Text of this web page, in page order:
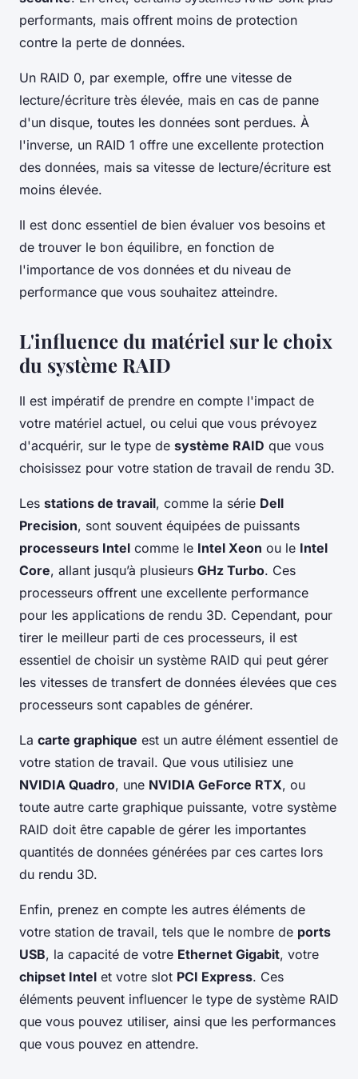
performants, mais offrent moins de protection
contre la perte de données.
Un RAID 0, par exemple, offre une vitesse de
lecture/écriture très élevée, mais en cas de panne
d'un disque, toutes les données sont perdues. À
l'inverse, un RAID 1 offre une excellente protection
des données, mais sa vitesse de lecture/écriture est
moins élevée.
Il est donc essentiel de bien évaluer vos besoins et
de trouver le bon équilibre, en fonction de
l'importance de vos données et du niveau de
performance que vous souhaitez atteindre.
L'influence du matériel sur le choix
du système RAID
Il est impératif de prendre en compte l'impact de
votre matériel actuel, ou celui que vous prévoyez
d'acquérir, sur le type de système RAID que vous
choisissez pour votre station de travail de rendu 3D.
Les stations de travail, comme la série Dell
Precision, sont souvent équipées de puissants
processeurs Intel comme le Intel Xeon ou le Intel
Core, allant jusqu’à plusieurs GHz Turbo. Ces
processeurs offrent une excellente performance
pour les applications de rendu 3D. Cependant, pour
tirer le meilleur parti de ces processeurs, il est
essentiel de choisir un système RAID qui peut gérer
les vitesses de transfert de données élevées que ces
processeurs sont capables de générer.
La carte graphique est un autre élément essentiel de
votre station de travail. Que vous utilisiez une
NVIDIA Quadro, une NVIDIA GeForce RTX, ou
toute autre carte graphique puissante, votre système
RAID doit être capable de gérer les importantes
quantités de données générées par ces cartes lors
du rendu 3D.
Enfin, prenez en compte les autres éléments de
votre station de travail, tels que le nombre de ports
USB, la capacité de votre Ethernet Gigabit, votre
chipset Intel et votre slot PCI Express. Ces
éléments peuvent influencer le type de système RAID
que vous pouvez utiliser, ainsi que les performances
que vous pouvez en attendre.